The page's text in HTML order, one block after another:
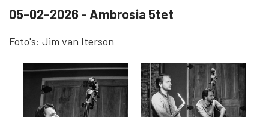
05-02-2026 - Ambrosia 5tet
Foto's: Jim van Iterson